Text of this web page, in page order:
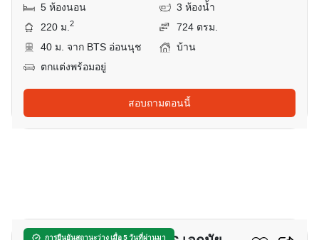
5 ห้องนอน
3 ห้องน้ำ
220 ม.2
724 ตรม.
40 ม. จาก BTS อ่อนนุช
บ้าน
ตกแต่งพร้อมอยู่
สอบถามตอนนี้
การยืนยันสถานะว่าง เมื่อ 5 วันที่ผ่านมา